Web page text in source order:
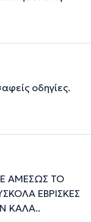
οδηγίες.
ΑΜΕΣΩΣ ΤΟ
ΕΒΡΙΣΚΕΣ
ΚΑΛΑ..